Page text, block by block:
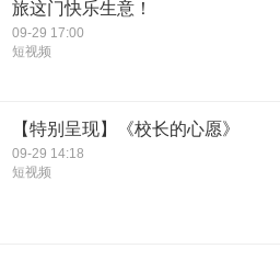
旅这门快乐生意！
09-29 17:00
短视频
【特别呈现】《校长的心愿》
09-29 14:18
短视频